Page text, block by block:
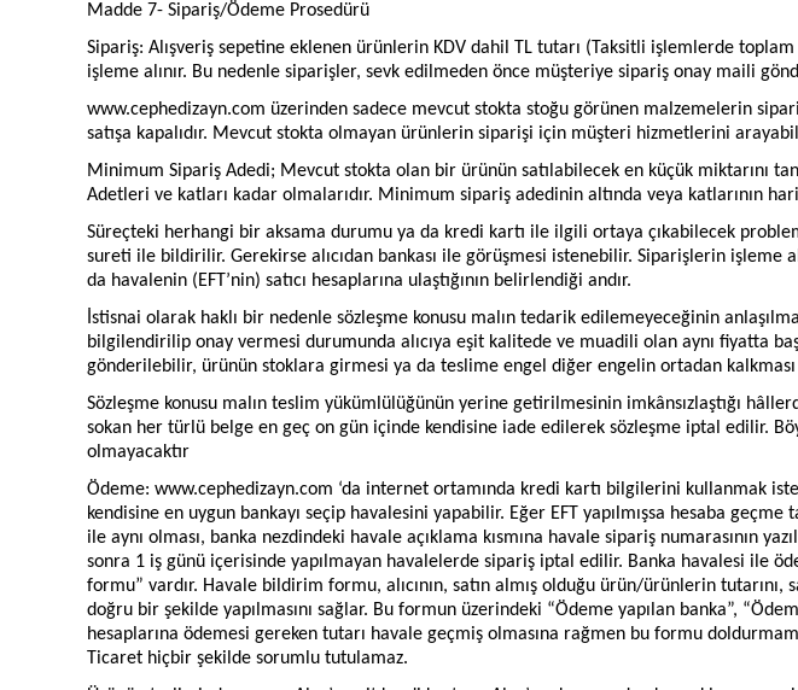
Madde 7- Sipariş/Ödeme Prosedürü
Sipariş: Alışveriş sepetine eklenen ürünlerin KDV dahil TL tutarı (Taksitli işlemlerde
işleme alınır. Bu nedenle siparişler, sevk edilmeden önce müşteriye sipariş onay maili
www.cephedizayn.com üzerinden sadece mevcut stokta stoğu görünen malzemelerin
satışa kapalıdır. Mevcut stokta olmayan ürünlerin siparişi için müşteri hizmetlerini
Minimum Sipariş Adedi; Mevcut stokta olan bir ürünün satılabilecek en küçük miktarını
Adetleri ve katları kadar olmalarıdır. Minimum sipariş adedinin altında veya katlarının
Süreçteki herhangi bir aksama durumu ya da kredi kartı ile ilgili ortaya çıkabilecek
sureti ile bildirilir. Gerekirse alıcıdan bankası ile görüşmesi istenebilir. Siparişlerin işleme
da havalenin (EFT’nin) satıcı hesaplarına ulaştığının belirlendiği andır.
İstisnai olarak haklı bir nedenle sözleşme konusu malın tedarik edilemeyeceğinin
bilgilendirilip onay vermesi durumunda alıcıya eşit kalitede ve muadili olan aynı fiyatta
gönderilebilir, ürünün stoklara girmesi ya da teslime engel diğer engelin ortadan
Sözleşme konusu malın teslim yükümlülüğünün yerine getirilmesinin imkânsızlaştığı
sokan her türlü belge en geç on gün içinde kendisine iade edilerek sözleşme iptal edilir.
olmayacaktır
Ödeme: www.cephedizayn.com ‘da internet ortamında kredi kartı bilgilerini kullanmak
kendisine en uygun bankayı seçip havalesini yapabilir. Eğer EFT yapılmışsa hesaba
ile aynı olması, banka nezdindeki havale açıklama kısmına havale sipariş numarasının
sonra 1 iş günü içerisinde yapılmayan havalelerde sipariş iptal edilir. Banka havalesi ile
formu” vardır. Havale bildirim formu, alıcının, satın almış olduğu ürün/ürünlerin
doğru bir şekilde yapılmasını sağlar. Bu formun üzerindeki “Ödeme yapılan banka”,
hesaplarına ödemesi gereken tutarı havale geçmiş olmasına rağmen bu formu
Ticaret hiçbir şekilde sorumlu tutulamaz.